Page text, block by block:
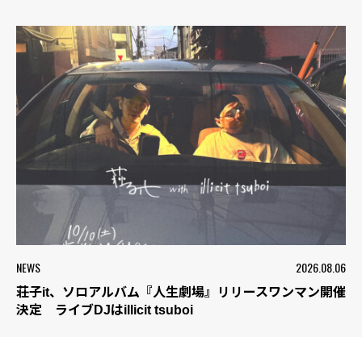
NEWS 2026.08.06
荘子it、ソロアルバム『人生劇場』リリースワンマン開催
決定 ライブDJはillicit tsuboi